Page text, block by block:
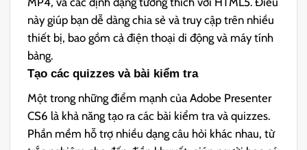
này giúp bạn dễ dàng chia sẻ và truy cập trên nhiều
thiết bị, bao gồm cả điện thoại di động và máy tính
bảng.
Tạo các quizzes và bài kiểm tra
Một trong những điểm mạnh của Adobe Presenter
CS6 là khả năng tạo ra các bài kiểm tra và quizzes.
Phần mềm hỗ trợ nhiều dạng câu hỏi khác nhau, từ